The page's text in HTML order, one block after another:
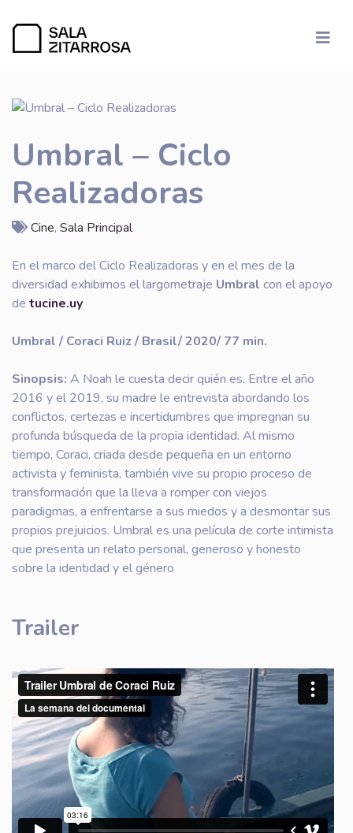
Umbral – Ciclo
Realizadoras
Cine, Sala Principal
En el marco del Ciclo Realizadoras y en el mes de la
diversidad exhibimos el largometraje Umbral con el apoyo
de tucine.uy
Umbral / Coraci Ruiz / Brasil/ 2020/ 77 min.
Sinopsis: A Noah le cuesta decir quién es. Entre el año
2016 y el 2019, su madre le entrevista abordando los
conflictos, certezas e incertidumbres que impregnan su
profunda búsqueda de la propia identidad. Al mismo
tiempo, Coraci, criada desde pequeña en un entorno
activista y feminista, también vive su propio proceso de
transformación que la lleva a romper con viejos
paradigmas, a enfrentarse a sus miedos y a desmontar sus
propios prejuicios. Umbral es una película de corte intimista
que presenta un relato personal, generoso y honesto
sobre la identidad y el género
Trailer